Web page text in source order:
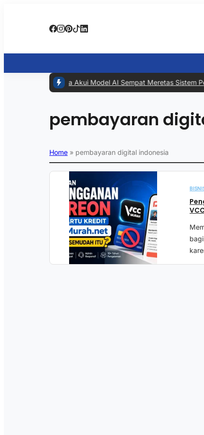
Meta Akui Model AI Sempat Meretas Sistem
pembayaran
Home » pembayaran digital indonesia